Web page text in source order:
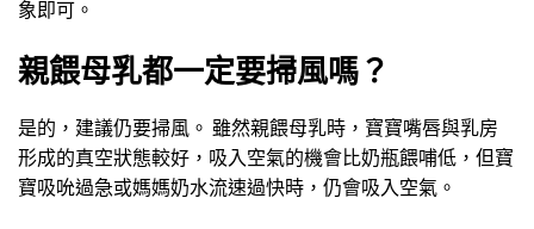
象即可。
親餵母乳都一定要掃風嗎？
是的，建議仍要掃風。 雖然親餵母乳時，寶寶嘴唇與乳房
形成的真空狀態較好，吸入空氣的機會比奶瓶餵哺低，但寶
寶吸吮過急或媽媽奶水流速過快時，仍會吸入空氣。